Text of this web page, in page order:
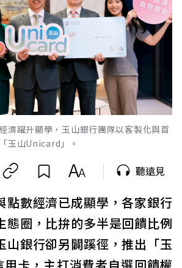
濟躍升顯學，玉山銀行團隊以客製化與首
玉山Unicard」。
聽遠見
點數經濟已成顯學，各家銀行
態圈，比拚的多半是回饋比例
山銀行卻另闢蹊徑，推出「玉